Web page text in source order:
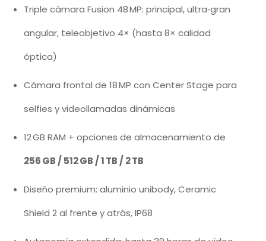
Triple cámara Fusion 48 MP: principal, ultra‑gran
angular, teleobjetivo 4× (hasta 8× calidad
óptica)
Cámara frontal de 18 MP con Center Stage para
selfies y videollamadas dinámicas
12 GB RAM + opciones de almacenamiento de
256 GB / 512 GB / 1 TB / 2 TB
Diseño premium: aluminio unibody, Ceramic
Shield 2 al frente y atrás, IP68